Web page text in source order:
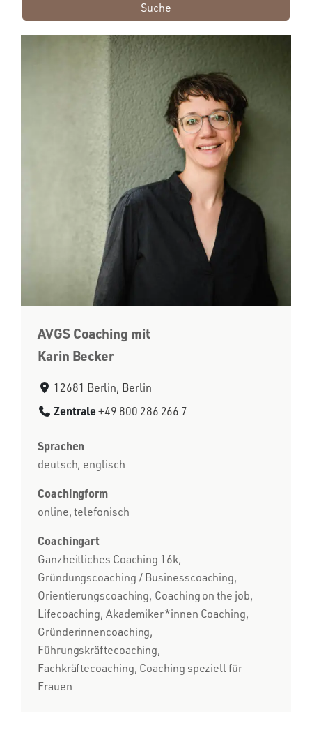
Suche
AVGS Coaching mit
Karin Becker
12681 Berlin, Berlin
Zentrale +49 800 286 266 7
Sprachen
deutsch, englisch
Coachingform
online, telefonisch
Coachingart
Ganzheitliches Coaching 16k,
Gründungscoaching / Businesscoaching,
Orientierungscoaching, Coaching on the job,
Lifecoaching, Akademiker*innen Coaching,
Gründerinnencoaching,
Führungskräftecoaching,
Fachkräftecoaching, Coaching speziell für
Frauen